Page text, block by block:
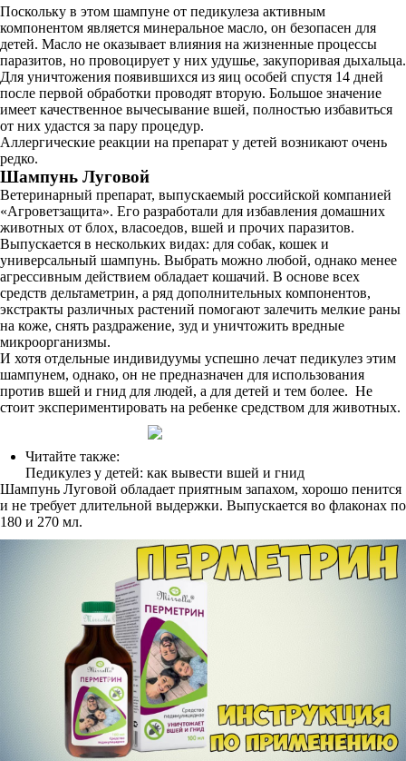
Поскольку в этом шампуне от педикулеза активным
компонентом является минеральное масло, он безопасен для
детей. Масло не оказывает влияния на жизненные процессы
паразитов, но провоцирует у них удушье, закупоривая дыхальца.
Для уничтожения появившихся из яиц особей спустя 14 дней
после первой обработки проводят вторую. Большое значение
имеет качественное вычесывание вшей, полностью избавиться
от них удастся за пару процедур.
Аллергические реакции на препарат у детей возникают очень
редко.
Шампунь Луговой
Ветеринарный препарат, выпускаемый российской компанией
«Агроветзащита». Его разработали для избавления домашних
животных от блох, власоедов, вшей и прочих паразитов.
Выпускается в нескольких видах: для собак, кошек и
универсальный шампунь. Выбрать можно любой, однако менее
агрессивным действием обладает кошачий. В основе всех
средств дельтаметрин, а ряд дополнительных компонентов,
экстракты различных растений помогают залечить мелкие раны
на коже, снять раздражение, зуд и уничтожить вредные
микроорганизмы.
И хотя отдельные индивидуумы успешно лечат педикулез этим
шампунем, однако, он не предназначен для использования
против вшей и гнид для людей, а для детей и тем более. Не
стоит экспериментировать на ребенке средством для животных.
Читайте также:
Педикулез у детей: как вывести вшей и гнид
Шампунь Луговой обладает приятным запахом, хорошо пенится
и не требует длительной выдержки. Выпускается во флаконах по
180 и 270 мл.